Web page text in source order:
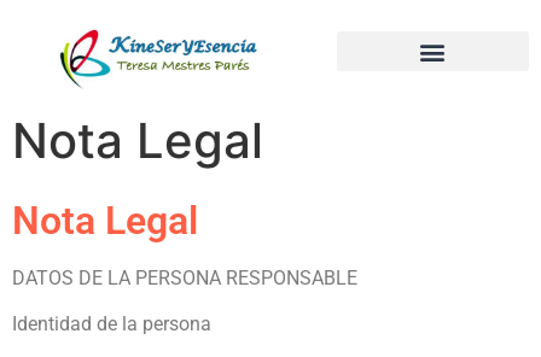
Nota Legal
Nota Legal
DATOS DE LA PERSONA RESPONSABLE
Identidad de la persona